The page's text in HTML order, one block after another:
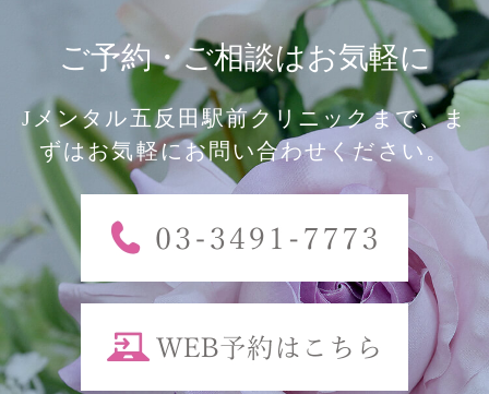
ご予約・ご相談はお気軽に
Jメンタル五反田駅前クリニックまで、ま
ずはお気軽にお問い合わせください。